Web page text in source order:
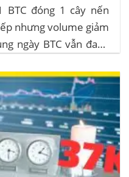
BTC đóng 1 cây nến
nhưng volume giảm
ngày BTC vẫn đang
sàn giao dịch...